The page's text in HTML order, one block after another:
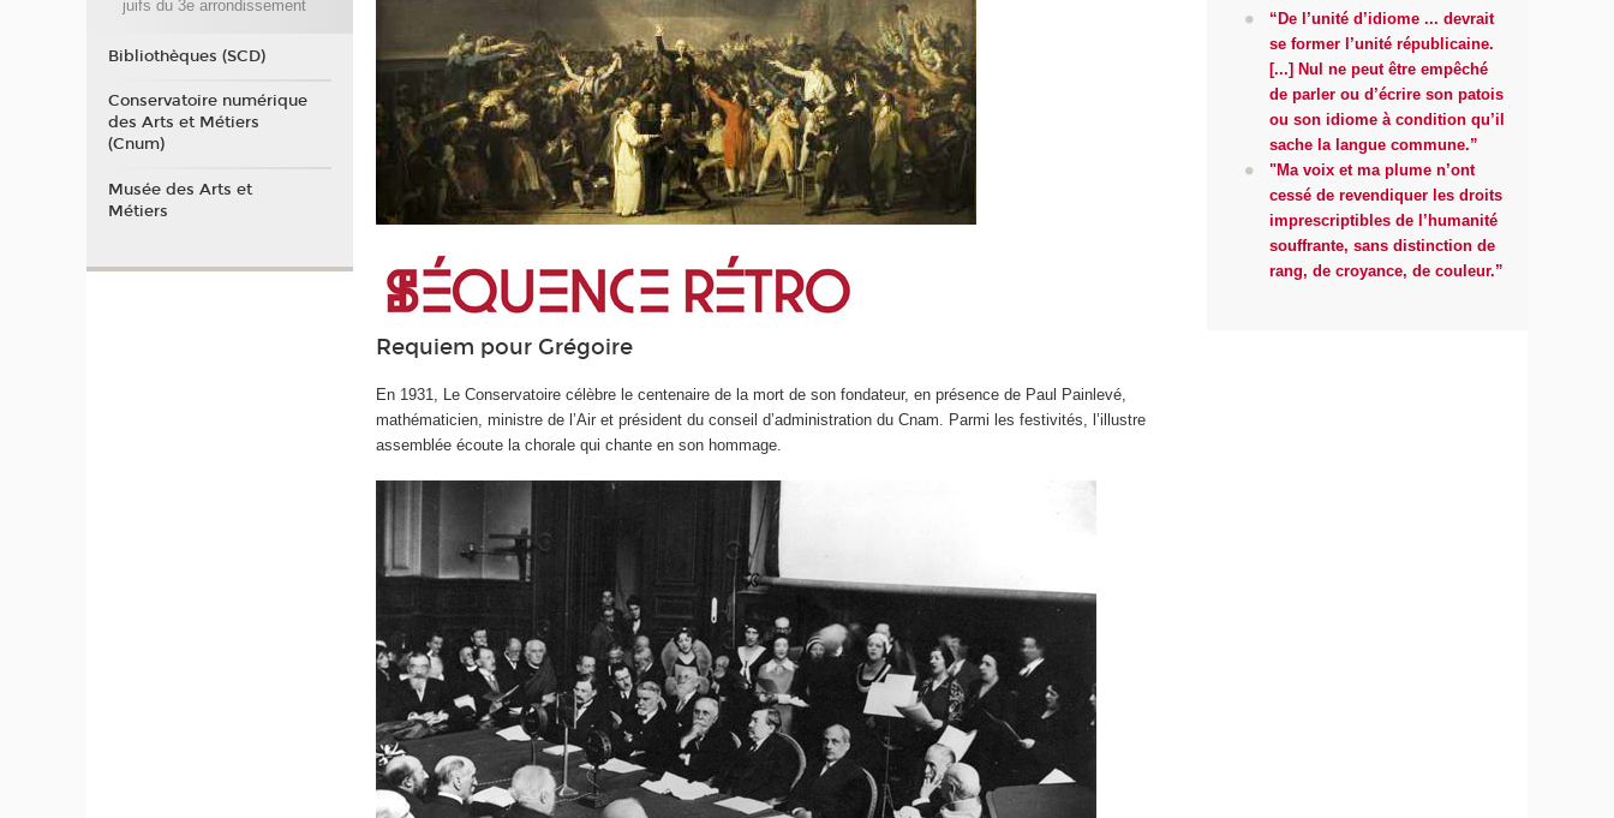
Requiem pour Grégoire
En 1931, Le Conservatoire célèbre le centenaire de la mort de son fondateur, en présence de Paul Painlevé,
mathématicien, ministre de l’Air et président du conseil d’administration du Cnam. Parmi les festivités, l’illustre
assemblée écoute la chorale qui chante en son hommage.
“De l’unité d’idiome ... devrait
se former l’unité républicaine.
[...] Nul ne peut être empêché
de parler ou d’écrire son patois
ou son idiome à condition qu’il
sache la langue commune.”
"Ma voix et ma plume n’ont
cessé de revendiquer les droits
imprescriptibles de l’humanité
souffrante, sans distinction de
rang, de croyance, de couleur.”
juifs du 3e arrondissement
Bibliothèques (SCD)
Conservatoire numérique
des Arts et Métiers
(Cnum)
Musée des Arts et
Métiers